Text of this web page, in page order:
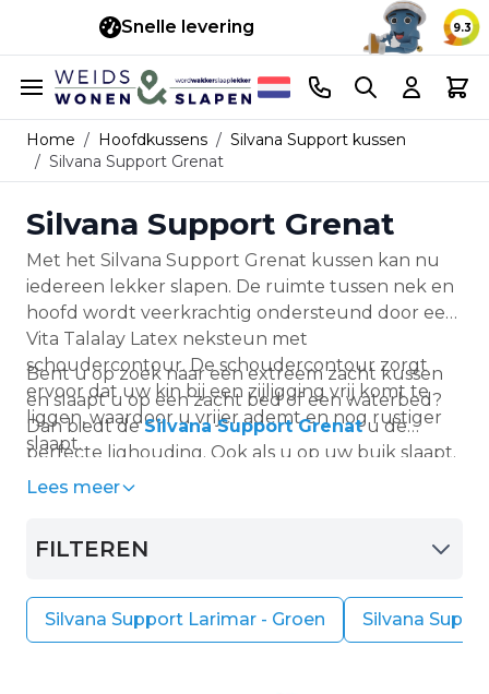
Snelle levering 14
9.3
Ga naar de inhoud
Telefoonnummer
Search Cart
Home / Hoofdkussens / Silvana Support kussen
/ Silvana Support Grenat
Silvana Support Grenat
Met het Silvana Support Grenat kussen kan nu
iedereen lekker slapen. De ruimte tussen nek en
hoofd wordt veerkrachtig ondersteund door een
Vita Talalay Latex neksteun met
schoudercontour. De schoudercontour zorgt
ervoor dat uw kin bij een zijligging vrij komt te
liggen, waardoor u vrijer ademt en nog rustiger
slaapt.
Bent u op zoek naar een extreem zacht kussen
en slaapt u op een zacht bed of een waterbed?
Dan biedt deSilvana Support Grenatu de
perfecte lighouding. Ook als u op uw buik slaapt.
Het Silvana Grenat kussen is de dunste van de
Lees meer
FILTEREN
Silvana Support Larimar - Groen Silvana